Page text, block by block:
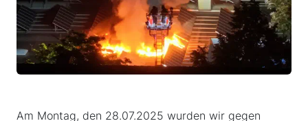
Am Montag, den 28.07.2025 wurden wir gegen